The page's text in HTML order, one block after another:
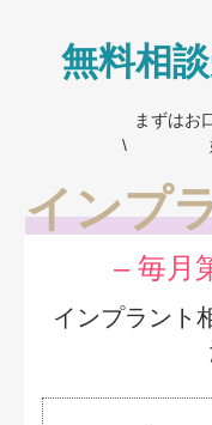
無料相
まずはお
インプ
– 毎月
インプラント